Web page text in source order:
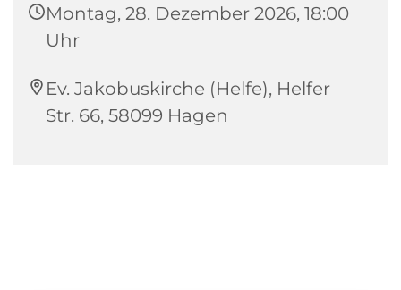
Montag, 28. Dezember 2026, 18:00
Uhr
Ev. Jakobuskirche (Helfe), Helfer
Str. 66, 58099 Hagen